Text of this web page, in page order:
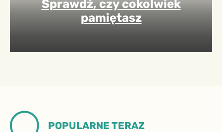
Sprawdź, czy cokolwiek
pamiętasz
POPULARNE TERAZ